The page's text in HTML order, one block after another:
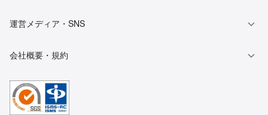
運営メディア・SNS
会社概要・規約